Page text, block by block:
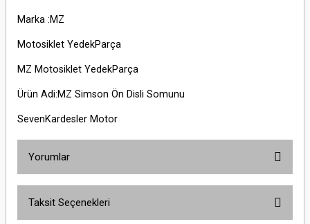
Marka :MZ
Motosiklet YedekParça
MZ Motosiklet YedekParça
Ürün Adi:MZ Simson Ön Disli Somunu
SevenKardesler Motor
Yorumlar
Taksit Seçenekleri